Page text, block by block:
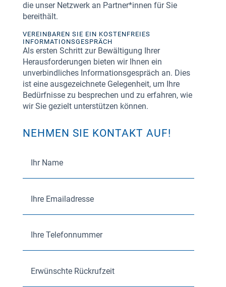
die unser Netzwerk an Partner*innen für Sie
bereithält.
VEREINBAREN SIE EIN KOSTENFREIES
INFORMATIONSGESPRÄCH
Als ersten Schritt zur Bewältigung Ihrer
Herausforderungen bieten wir Ihnen ein
unverbindliches Informationsgespräch an. Dies
ist eine ausgezeichnete Gelegenheit, um Ihre
Bedürfnisse zu besprechen und zu erfahren, wie
wir Sie gezielt unterstützen können.
NEHMEN SIE KONTAKT AUF!